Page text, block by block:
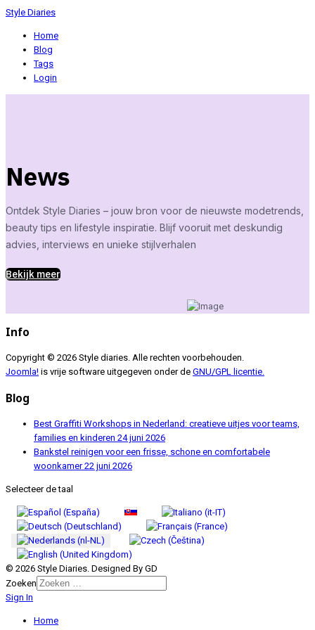
Style Diaries
Home
Blog
Tags
Login
News
Ontdek Style Diaries – jouw bron voor de nieuwste modetrends,
beauty tips en lifestyle inspiratie. Blijf vooruit met deskundig
advies, interviews en unieke stijlverhalen
Bekijk meer
Info
Copyright © 2026 Style diaries. Alle rechten voorbehouden.
Joomla! is vrije software uitgegeven onder de GNU/GPL licentie.
Blog
Best Graffiti Workshops in Nederland: creatieve uitjes voor teams,
families en kinderen 24 juni 2026
Bankstel reinigen voor een frisse, schone en comfortabele
woonkamer22 juni 2026
Selecteer de taal
© 2026 Style Diaries. Designed By GD
Zoeken
Sign In
Home